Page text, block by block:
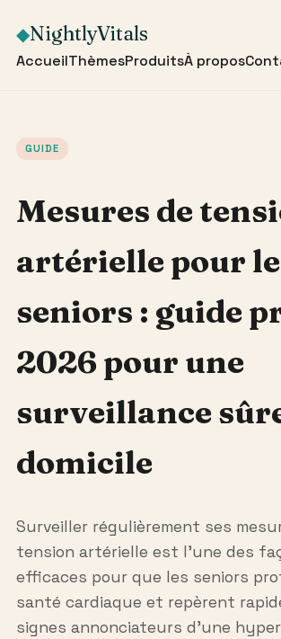
◆NightlyVitals
AccueilThèmesProduitsÀ propos
GUIDE
Mesures de
artérielle pour
seniors : guide
2026 pour une
surveillance
domicile
Surveiller régulièrement ses
tension artérielle est l’une des
efficaces pour que les seniors
santé cardiaque et repèrent
signes annonciateurs d’une